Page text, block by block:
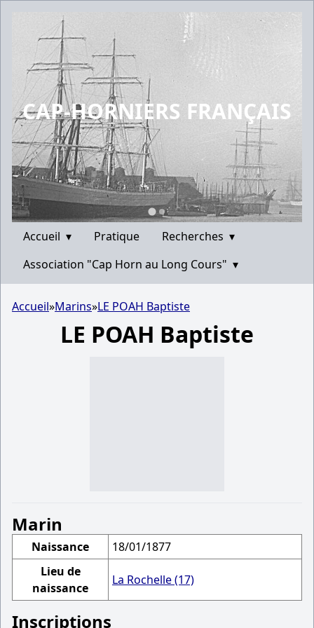
CAP-HORNIERS FRANÇAIS
Accueil ▾ Pratique Recherches ▾
Association "Cap Horn au Long Cours" ▾
Accueil»Marins»LE POAH Baptiste
LE POAH Baptiste
Marin
Naissance
18/01/1877
Lieu de
naissance
La Rochelle (17)
Inscriptions